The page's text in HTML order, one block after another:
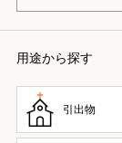
用途から探す
引出物